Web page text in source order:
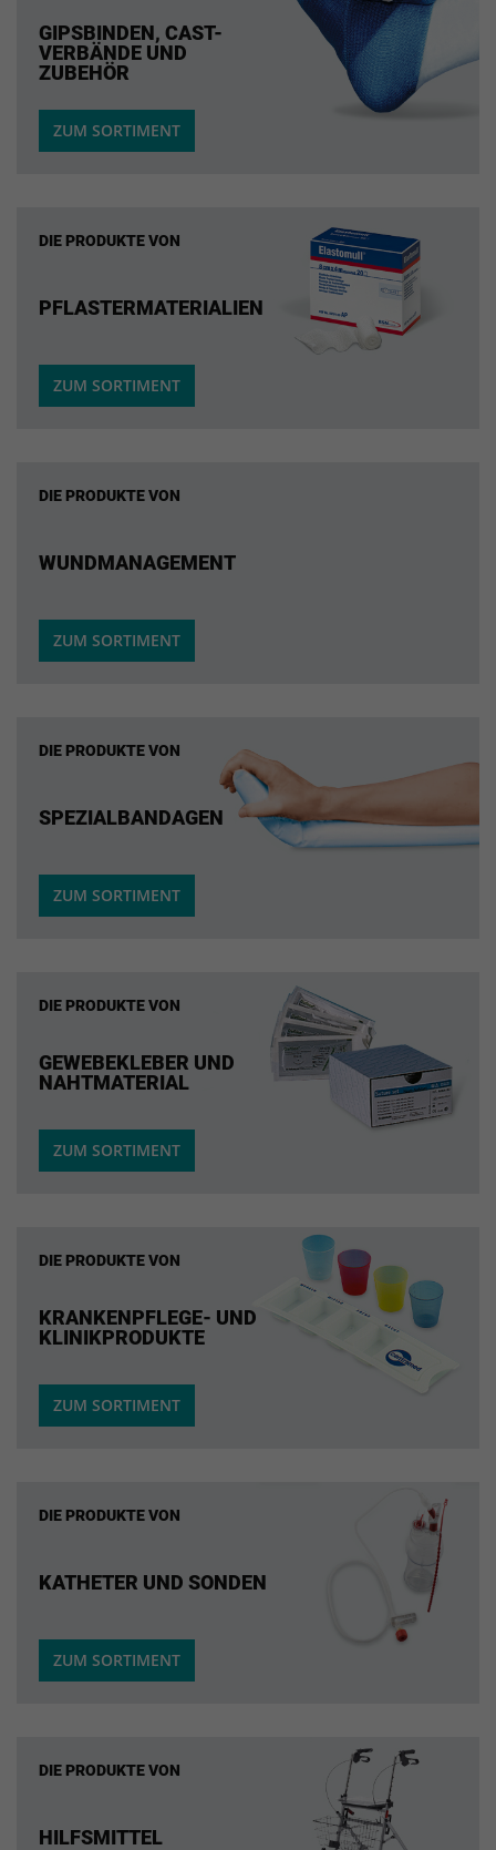
GIPSBINDEN, CAST-
VERBÄNDE UND
ZUBEHÖR
ZUM SORTIMENT
DIE PRODUKTE VON
PFLASTERMATERIALIEN
ZUM SORTIMENT
DIE PRODUKTE VON
WUNDMANAGEMENT
ZUM SORTIMENT
DIE PRODUKTE VON
SPEZIALBANDAGEN
ZUM SORTIMENT
DIE PRODUKTE VON
GEWEBEKLEBER UND
NAHTMATERIAL
ZUM SORTIMENT
DIE PRODUKTE VON
KRANKENPFLEGE- UND
KLINIKPRODUKTE
ZUM SORTIMENT
DIE PRODUKTE VON
KATHETER UND SONDEN
ZUM SORTIMENT
DIE PRODUKTE VON
HILFSMITTEL